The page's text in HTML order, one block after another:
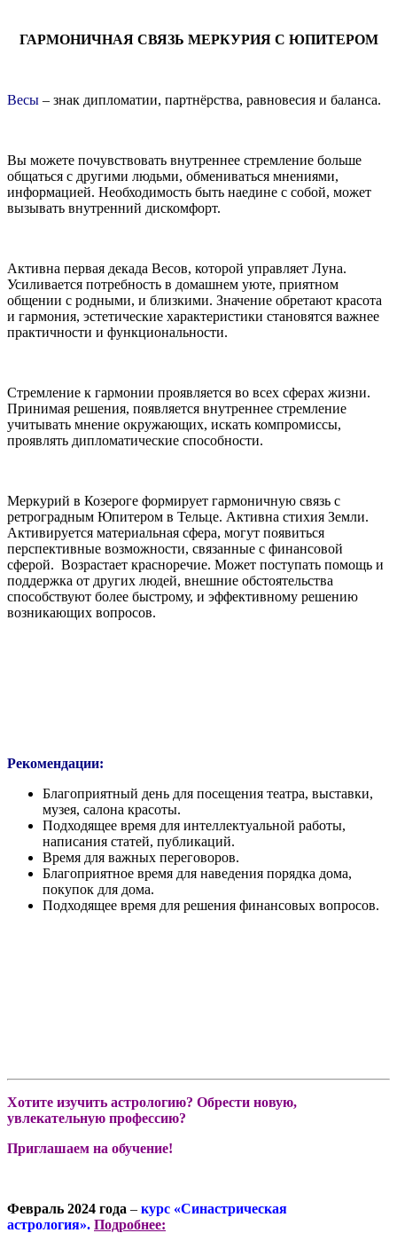
ГАРМОНИЧНАЯ СВЯЗЬ МЕРКУРИЯ С ЮПИТЕРОМ
Весы – знак дипломатии, партнёрства, равновесия и баланса.
Вы можете почувствовать внутреннее стремление больше
общаться с другими людьми, обмениваться мнениями,
информацией. Необходимость быть наедине с собой, может
вызывать внутренний дискомфорт.
Активна первая декада Весов, которой управляет Луна.
Усиливается потребность в домашнем уюте, приятном
общении с родными, и близкими. Значение обретают красота
и гармония, эстетические характеристики становятся важнее
практичности и функциональности.
Стремление к гармонии проявляется во всех сферах жизни.
Принимая решения, появляется внутреннее стремление
учитывать мнение окружающих, искать компромиссы,
проявлять дипломатические способности.
Меркурий в Козероге формирует гармоничную связь с
ретроградным Юпитером в Тельце. Активна стихия Земли.
Активируется материальная сфера, могут появиться
перспективные возможности, связанные с финансовой
сферой. Возрастает красноречие. Может поступать помощь и
поддержка от других людей, внешние обстоятельства
способствуют более быстрому, и эффективному решению
возникающих вопросов.
Рекомендации:
Благоприятный день для посещения театра, выставки,
музея, салона красоты.
Подходящее время для интеллектуальной работы,
написания статей, публикаций.
Время для важных переговоров.
Благоприятное время для наведения порядка дома,
покупок для дома.
Подходящее время для решения финансовых вопросов.
Хотите изучить астрологию? Обрести новую,
увлекательную профессию?
Приглашаем на обучение!
Февраль 2024 года – курс «Синастрическая
астрология». Подробнее: